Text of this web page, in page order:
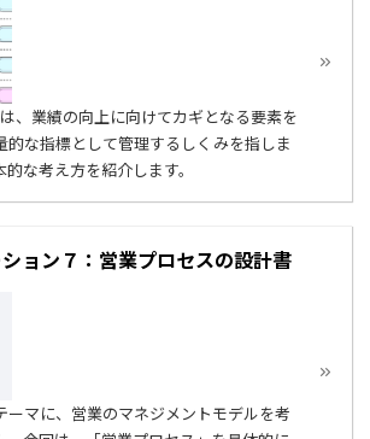
、業績の向上に向けてカギとなる要素を
的な指標として管理するしくみを指しま
な考え方を紹介します。
ョン７：営業プロセスの設計書
ーマに、営業のマネジメントモデルを考